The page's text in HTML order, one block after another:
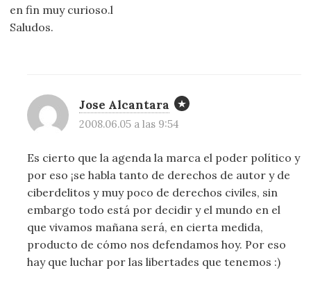
en fin muy curioso.l
Saludos.
Jose Alcantara
2008.06.05 a las 9:54
Es cierto que la agenda la marca el poder político y
por eso ¡se habla tanto de derechos de autor y de
ciberdelitos y muy poco de derechos civiles, sin
embargo todo está por decidir y el mundo en el
que vivamos mañana será, en cierta medida,
producto de cómo nos defendamos hoy. Por eso
hay que luchar por las libertades que tenemos :)